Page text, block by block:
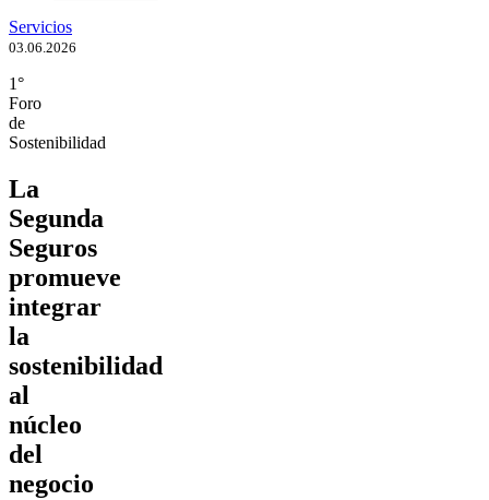
Servicios
03.06.2026
1°
Foro
de
Sostenibilidad
La
Segunda
Seguros
promueve
integrar
la
sostenibilidad
al
núcleo
del
negocio